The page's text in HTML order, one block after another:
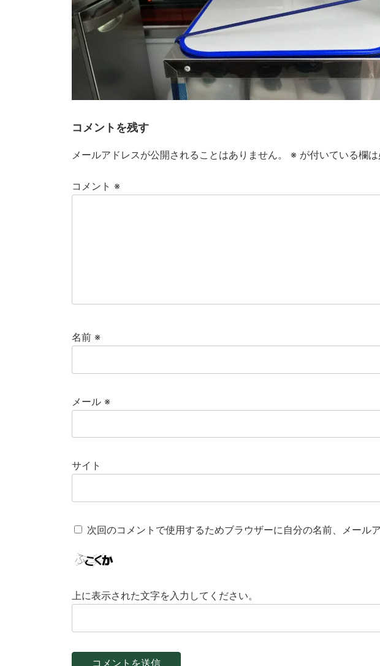
コメントを残す
メールアドレスが公開されることはありません。 ※ が付いている欄
コメント ※
名前 ※
メール ※
サイト
次回のコメントで使用するためブラウザーに自分の名前、メール
上に表示された文字を入力してください。